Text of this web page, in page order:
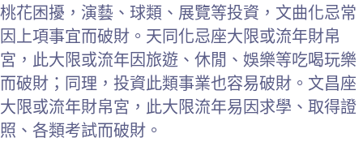
桃花困擾，演藝、球類、展覽等投資，文曲化忌常
因上項事宜而破財。天同化忌座大限或流年財帛
宮，此大限或流年因旅遊、休閒、娛樂等吃喝玩樂
而破財；同理，投資此類事業也容易破財。文昌座
大限或流年財帛宮，此大限流年易因求學、取得證
照、各類考試而破財。